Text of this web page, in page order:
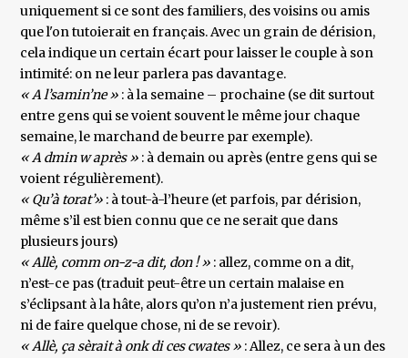
uniquement si ce sont des familiers, des voisins ou amis
que l'on tutoierait en français. Avec un grain de dérision,
cela indique un certain écart pour laisser le couple à son
intimité: on ne leur parlera pas davantage.
« A l’samin’ne » : à la semaine – prochaine (se dit surtout
entre gens qui se voient souvent le même jour chaque
semaine, le marchand de beurre par exemple).
« A dmin w après » : à demain ou après (entre gens qui se
voient régulièrement).
« Qu’à torat’» : à tout-à-l’heure (et parfois, par dérision,
même s’il est bien connu que ce ne serait que dans
plusieurs jours)
« Allè, comm on-z-a dit, don ! » : allez, comme on a dit,
n’est-ce pas (traduit peut-être un certain malaise en
s’éclipsant à la hâte, alors qu’on n’a justement rien prévu,
ni de faire quelque chose, ni de se revoir).
« Allè, ça sèrait à onk di ces cwates » : Allez, ce sera à un des